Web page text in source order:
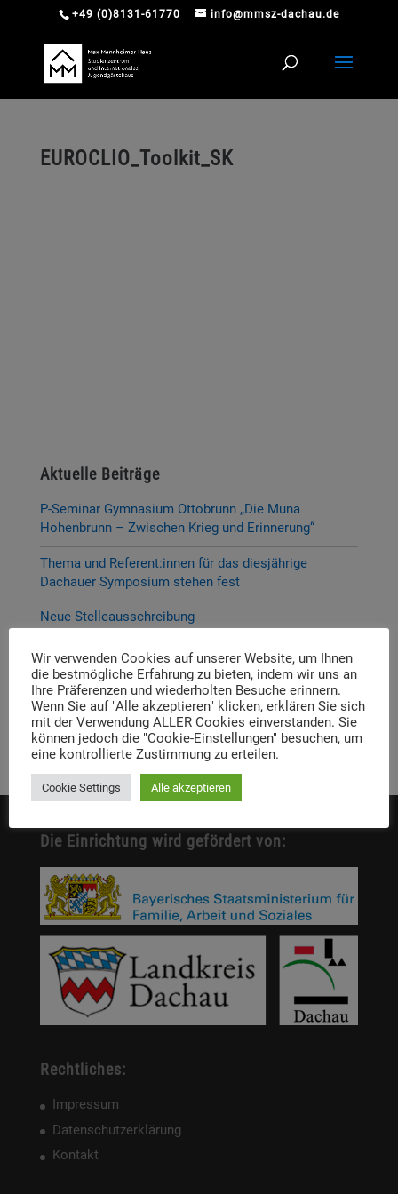
+49 (0)8131-61770 info@mmsz-dachau.de
EUROCLIO_Toolkit_SK
Aktuelle Beiträge
P-Seminar Gymnasium Ottobrunn „Die Muna
Hohenbrunn – Zwischen Krieg und Erinnerung“
Thema und Referent:innen für das diesjährige
Dachauer Symposium stehen fest
Neue Stelleausschreibung
Digitale Neuerscheinung: Launch der digitalen
Lernplattform „Memory Momentum“
Call for Applications: Dachau Autumn School 2026 –
Erinnern. Forschen. Vermitteln.
Die Einrichtung wird gefördert von:
Rechtliches:
Impressum
Datenschutzerklärung
Kontakt
Wir verwenden Cookies auf unserer Website, um Ihnen
die bestmögliche Erfahrung zu bieten, indem wir uns an
Ihre Präferenzen und wiederholten Besuche erinnern.
Wenn Sie auf "Alle akzeptieren" klicken, erklären Sie sich
mit der Verwendung ALLER Cookies einverstanden. Sie
können jedoch die "Cookie-Einstellungen" besuchen, um
eine kontrollierte Zustimmung zu erteilen.
Cookie Settings Alle akzeptieren